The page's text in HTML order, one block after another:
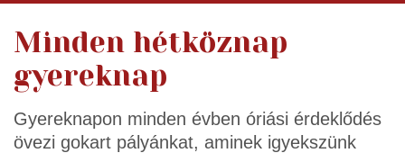
Minden hétköznap
gyereknap
Gyereknapon minden évben óriási érdeklődés
övezi gokart pályánkat, aminek igyekszünk